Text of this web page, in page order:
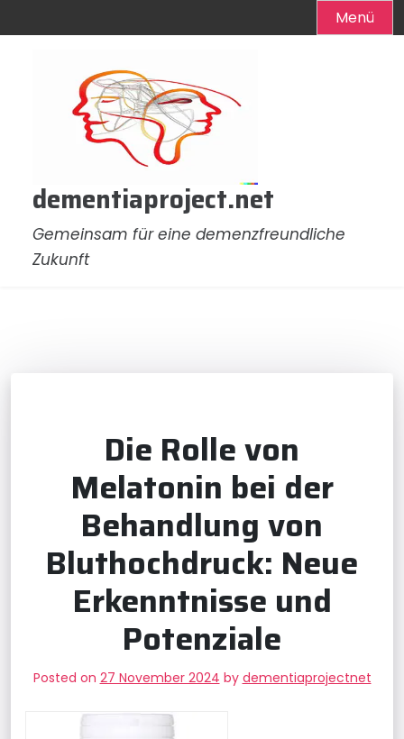
Menü
dementiaproject.net
Gemeinsam für eine demenzfreundliche
Zukunft
Die Rolle von
Melatonin bei der
Behandlung von
Bluthochdruck: Neue
Erkenntnisse und
Potenziale
Posted on 27 November 2024 by dementiaprojectnet